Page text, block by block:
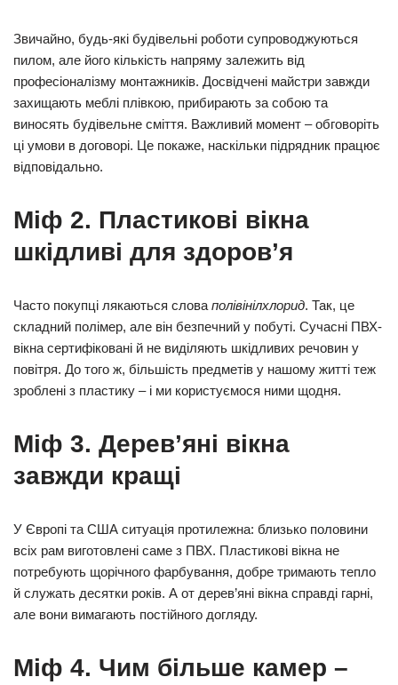
Звичайно, будь-які будівельні роботи супроводжуються
пилом, але його кількість напряму залежить від
професіоналізму монтажників. Досвідчені майстри завжди
захищають меблі плівкою, прибирають за собою та
виносять будівельне сміття. Важливий момент – обговоріть
ці умови в договорі. Це покаже, наскільки підрядник працює
відповідально.
Міф 2. Пластикові вікна
шкідливі для здоров’я
Часто покупці лякаються слова полівінілхлорид. Так, це
складний полімер, але він безпечний у побуті. Сучасні ПВХ-
вікна сертифіковані й не виділяють шкідливих речовин у
повітря. До того ж, більшість предметів у нашому житті теж
зроблені з пластику – і ми користуємося ними щодня.
Міф 3. Дерев’яні вікна
завжди кращі
У Європі та США ситуація протилежна: близько половини
всіх рам виготовлені саме з ПВХ. Пластикові вікна не
потребують щорічного фарбування, добре тримають тепло
й служать десятки років. А от дерев’яні вікна справді гарні,
але вони вимагають постійного догляду.
Міф 4. Чим більше камер –